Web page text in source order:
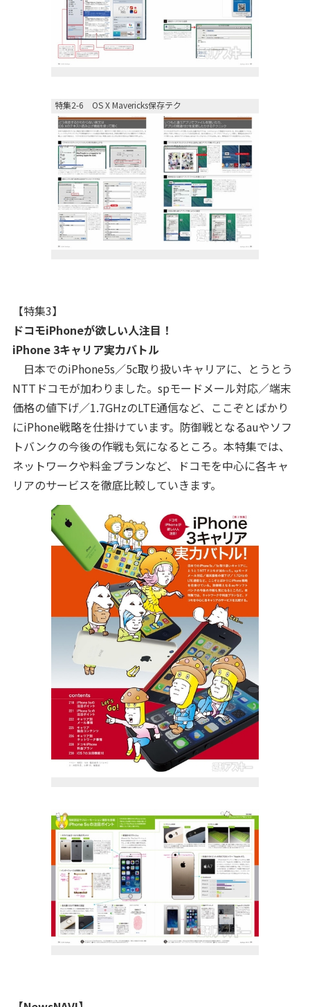
特集2-6 OS X Mavericks保存テク
【特集3】
ドコモiPhoneが欲しい人注目！
iPhone 3キャリア実力バトル
日本でのiPhone5s／5c取り扱いキャリアに、とうとう
NTTドコモが加わりました。spモードメール対応／端末
価格の値下げ／1.7GHzのLTE通信など、ここぞとばかり
にiPhone戦略を仕掛けています。防御戦となるauやソフ
トバンクの今後の作戦も気になるところ。本特集では、
ネットワークや料金プランなど、ドコモを中心に各キャ
リアのサービスを徹底比較していきます。